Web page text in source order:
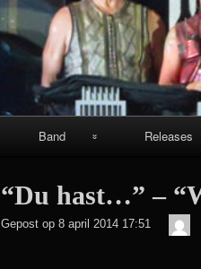
Band Releases
Albums:
“Du hast…” –
Gepost op 8 april 2014 17:51